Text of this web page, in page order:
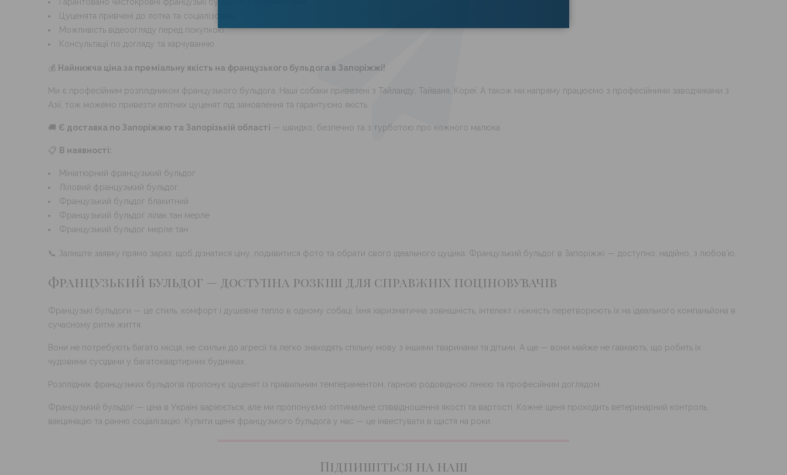
Цуценята привчені до лотка та соціалізовані
Можливість відеоогляду перед покупкою
Консультації по догляду та харчуванню
💰 Найнижча ціна за преміальну якість на французького бульдога в Запоріжжі!
Ми є професійним розплідником французького бульдога. Наші собаки привезені з Тайланду, Тайваня, Кореї. А також ми напряму працюємо з професійними заводчиками з
Азії, тож можемо привезти елітних цуценят під замовлення та гарантуємо якість.
🚚 Є доставка по Запоріжжю та Запорізькій області — швидко, безпечно та з турботою про кожного малюка.
📋 В наявності:
Мініатюрний французький бульдог
Ліловий французький бульдог
Французький бульдог блакитний
Французький бульдог лілак тан мерле
Французький бульдог мерле тан
📞 Залиште заявку прямо зараз, щоб дізнатися ціну, подивитися фото та обрати свого ідеального цуцика. Французький бульдог в Запоріжжі — доступно, надійно, з любов’ю.
Французький бульдог — доступна розкіш для справжніх поціновувачів
Французькі бульдоги — це стиль, комфорт і душевне тепло в одному собаці. Їхня харизматична зовнішність, інтелект і ніжність перетворюють їх на ідеального компаньйона в
сучасному ритмі життя.
Вони не потребують багато місця, не схильні до агресії та легко знаходять спільну мову з іншими тваринами та дітьми. А ще — вони майже не гавкають, що робить їх
чудовими сусідами у багатоквартирних будинках.
Розплідник французьких бульдогів пропонує цуценят із правильним темпераментом, гарною родовідною лінією та професійним доглядом.
Французький бульдог — ціна в Україні варіюється, але ми пропонуємо оптимальне співвідношення якості та вартості. Кожне щеня проходить ветеринарний контроль,
вакцинацію та ранню соціалізацію. Купити щеня французького бульдога у нас — це інвестувати в щастя на роки.
Підпишіться на наш